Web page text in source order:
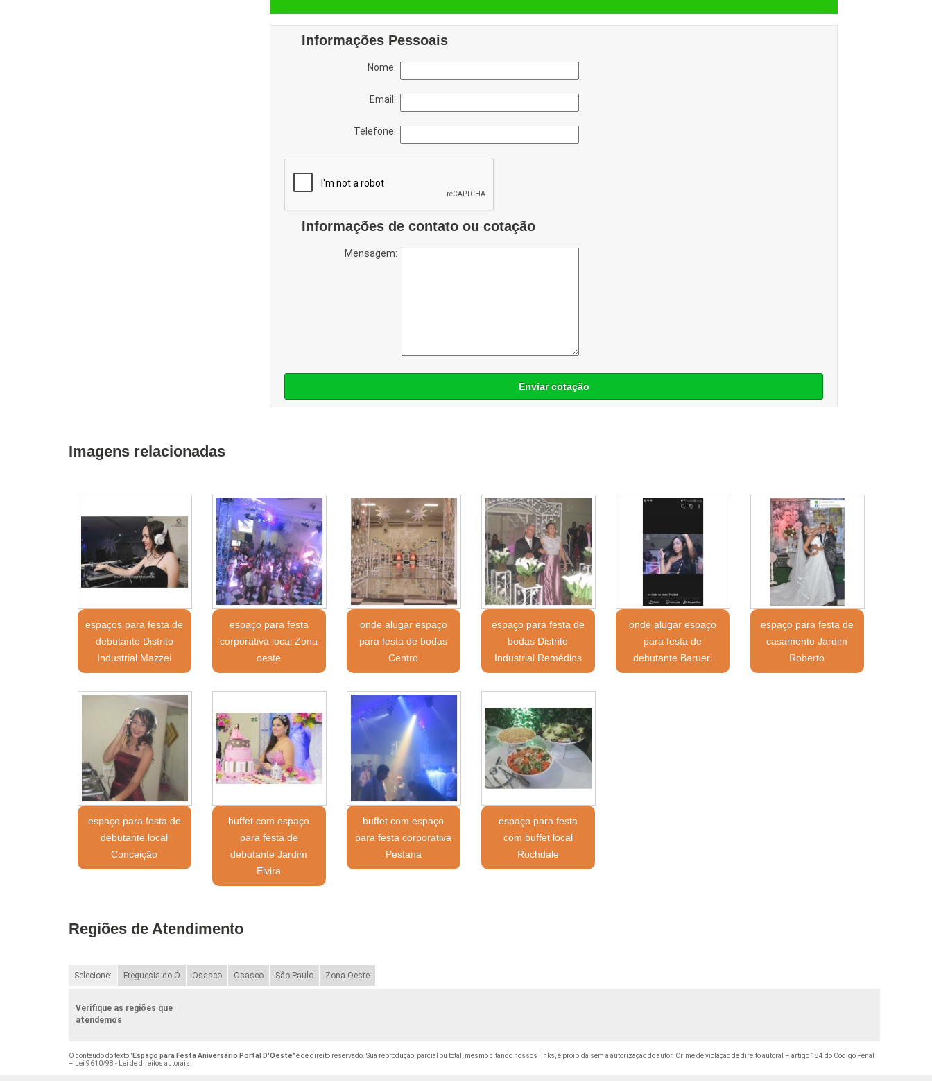
Informações Pessoais
Nome:
Email:
Telefone:
Informações de contato ou cotação
Mensagem:
Enviar cotação
Imagens relacionadas
espaços para festa de
debutante Distrito
Industrial Mazzei
espaço para festa
corporativa local Zona
oeste
onde alugar espaço
para festa de bodas
Centro
espaço para festa de
bodas Distrito
Industrial Remédios
onde alugar espaço
para festa de
debutante Barueri
espaço para festa de
casamento Jardim
Roberto
espaço para festa de
debutante local
Conceição
buffet com espaço
para festa de
debutante Jardim
Elvira
buffet com espaço
para festa corporativa
Pestana
espaço para festa
com buffet local
Rochdale
Regiões de Atendimento
Selecione: Freguesia do Ó Osasco Osasco São Paulo Zona Oeste
Verifique as regiões que
atendemos
O conteúdo do texto "Espaço para Festa Aniversário Portal D'Oeste" é de direito reservado. Sua reprodução, parcial ou total, mesmo citando nossos links, é proibida sem a autorização do autor. Crime de violação de direito autoral – artigo 184 do Código Penal
–
Lei 9610/98 - Lei de direitos autorais